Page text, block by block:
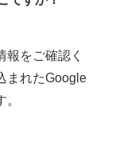
報をご確認く
まれたGoogle